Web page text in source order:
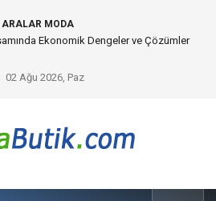
MODA
Ekonomik Dengeler ve Çözümler
02 Ağu 2026, Paz